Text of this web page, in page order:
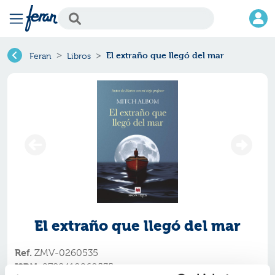
Feran Libros El extraño que llegó del mar
El extraño que llegó del mar
Ref. ZMV-0260535
ISBN: 9788410260535